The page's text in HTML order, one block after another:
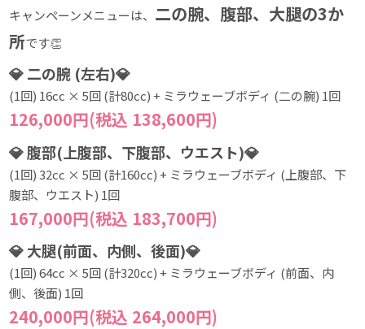
キャンペーンメニューは、 二の腕、腹部、大腿の3か
所です👏
💎 二の腕 (左右)💎
(1回) 16cc × 5回 (計80cc) + ミラウェーブボディ (二の腕) 1回
126,000円(税込 138,600円)
💎 腹部(上腹部、下腹部、ウエスト)💎
(1回) 32cc × 5回 (計160cc) + ミラウェーブボディ (上腹部、下
腹部、ウエスト) 1回
167,000円(税込 183,700円)
💎 大腿(前面、内側、後面)💎
(1回) 64cc × 5回 (計320cc) + ミラウェーブボディ (前面、内
側、後面) 1回
240,000円(税込 264,000円)